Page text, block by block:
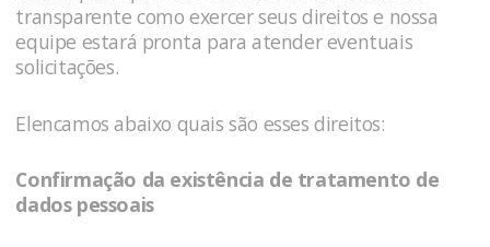
transparente como exercer seus direitos e nossa
equipe estará pronta para atender eventuais
solicitações.
Elencamos abaixo quais são esses direitos:
Confirmação da existência de tratamento de
dados pessoais